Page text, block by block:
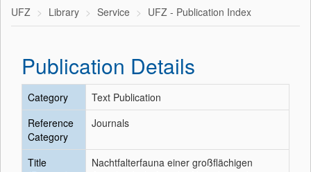
UFZ Library Service UFZ - Publication Index
Publication Details
Category
Text Publication
Reference
Category
Journals
Title
Nachtfalterfauna einer großflächigen